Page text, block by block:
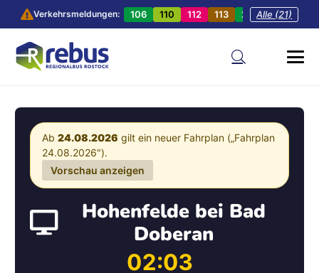
Verkehrsmeldungen: 106 110 112 113 201 202
Alle (21)
Ab 24.08.2026 gilt ein neuer Fahrplan („Fahrplan
24.08.2026").
Vorschau anzeigen
Hohenfelde bei Bad
Doberan
02:03